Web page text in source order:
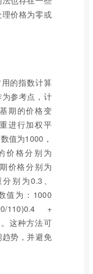
价格为零或
的指数计算
参考点，计
期的价格变
进行加权平
值为1000，
价格分别为
价格分别为
别为0.3、
值为：1000
110)0.4 +
这种方法可
势，并避免